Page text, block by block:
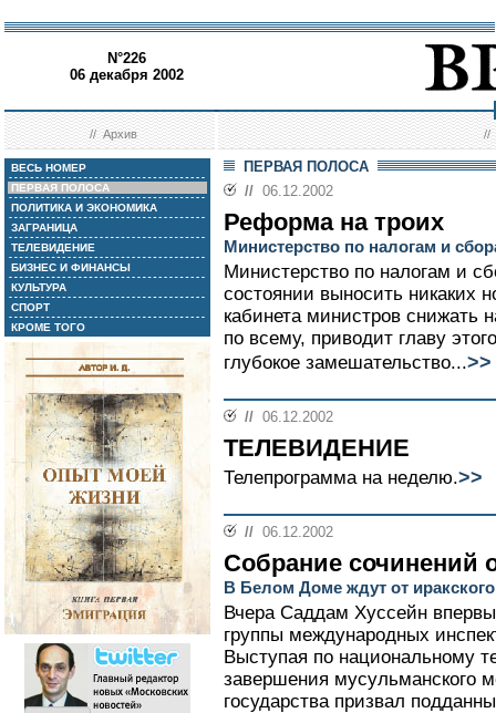
N°226
06 декабря 2002
//Архив //
ВЕСЬ НОМЕР
ПЕРВАЯ ПОЛОСА
ПОЛИТИКА И ЭКОНОМИКА
ЗАГРАНИЦА
ТЕЛЕВИДЕНИЕ
БИЗНЕС И ФИНАНСЫ
КУЛЬТУРА
СПОРТ
КРОМЕ ТОГО
ПЕРВАЯ ПОЛОСА
// 06.12.2002
Реформа на троих
Министерство по налогам и
Министерство по налогам и
состоянии выносить никаких
кабинета министров снижать
по всему, приводит главу
глубокое замешательство...>>
// 06.12.2002
ТЕЛЕВИДЕНИЕ
Телепрограмма на неделю.>>
// 06.12.2002
Собрание сочинений
В Белом Доме ждут от
Вчера Саддам Хуссейн
группы международных
Выступая по национальному
завершения мусульманского
государства призвал